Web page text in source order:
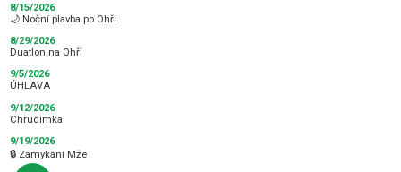
8/15/2026
🌙 Noční plavba po Ohři
8/29/2026
Duatlon na Ohři
9/5/2026
ÚHLAVA
9/12/2026
Chrudimka
9/19/2026
🔒 Zamykání Mže